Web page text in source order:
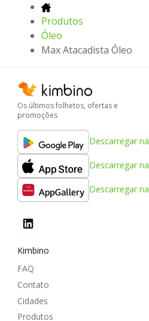
Produtos
Óleo
Max Atacadista Óleo
Os últimos folhetos, ofertas e
promoções
Descarregar na
Descarregar na
Descarregar na
Kimbino
FAQ
Contato
Cidades
Produtos